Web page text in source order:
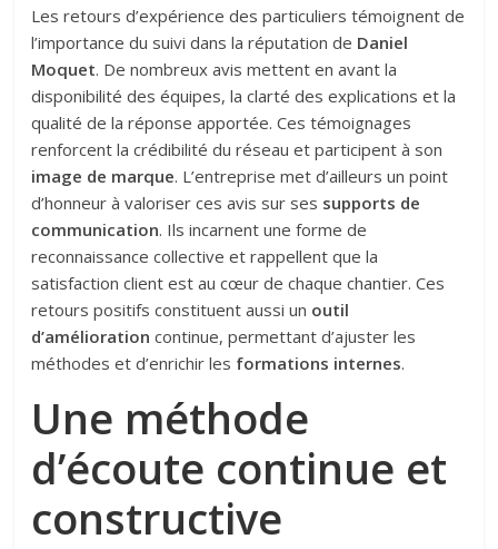
Les retours d’expérience des particuliers témoignent de
l’importance du suivi dans la réputation de Daniel
Moquet. De nombreux avis mettent en avant la
disponibilité des équipes, la clarté des explications et la
qualité de la réponse apportée. Ces témoignages
renforcent la crédibilité du réseau et participent à son
image de marque. L’entreprise met d’ailleurs un point
d’honneur à valoriser ces avis sur ses supports de
communication. Ils incarnent une forme de
reconnaissance collective et rappellent que la
satisfaction client est au cœur de chaque chantier. Ces
retours positifs constituent aussi un outil
d’amélioration continue, permettant d’ajuster les
méthodes et d’enrichir les formations internes.
Une méthode
d’écoute continue et
constructive